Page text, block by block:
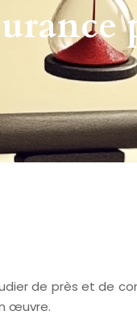
de près et de
œuvre.